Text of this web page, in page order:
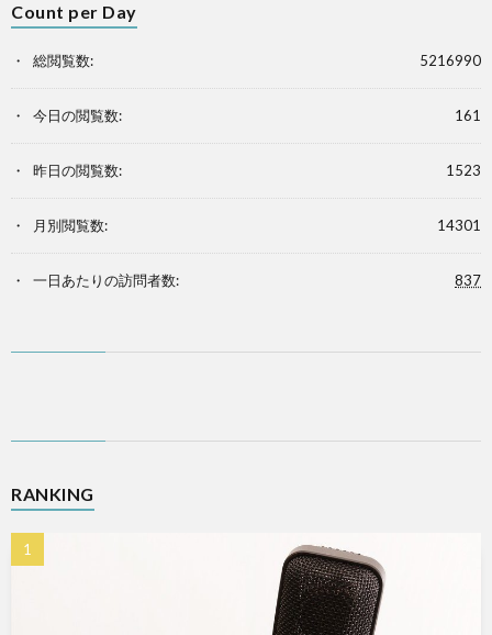
Count per Day
5216990
総閲覧数:
161
今日の閲覧数:
1523
昨日の閲覧数:
14301
月別閲覧数:
837
一日あたりの訪問者数:
RANKING